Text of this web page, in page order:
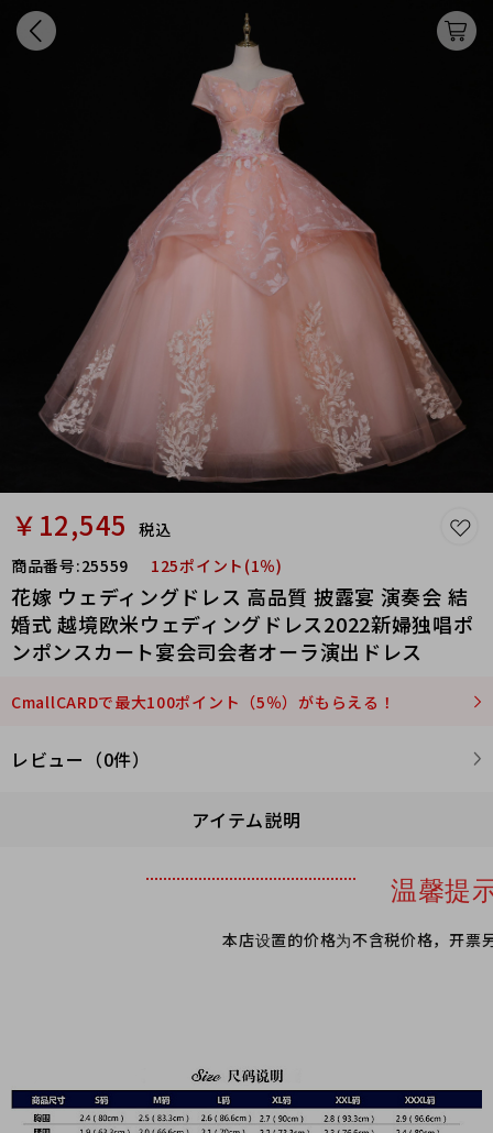
￥12,545
税込
商品番号:25559 125ポイント(1％)
花嫁 ウェディングドレス 高品質 披露宴 演奏会 結
婚式 越境欧米ウェディングドレス2022新婦独唱ポ
ンポンスカート宴会司会者オーラ演出ドレス
CmallCARDで最大100ポイント（5％）がもらえる！
レビュー（0件）
アイテム説明
温馨提
本店设置的价格为不含税价格，开票